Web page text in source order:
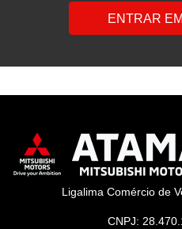
ENTRAR
Ligalima Comércio de
CNPJ: